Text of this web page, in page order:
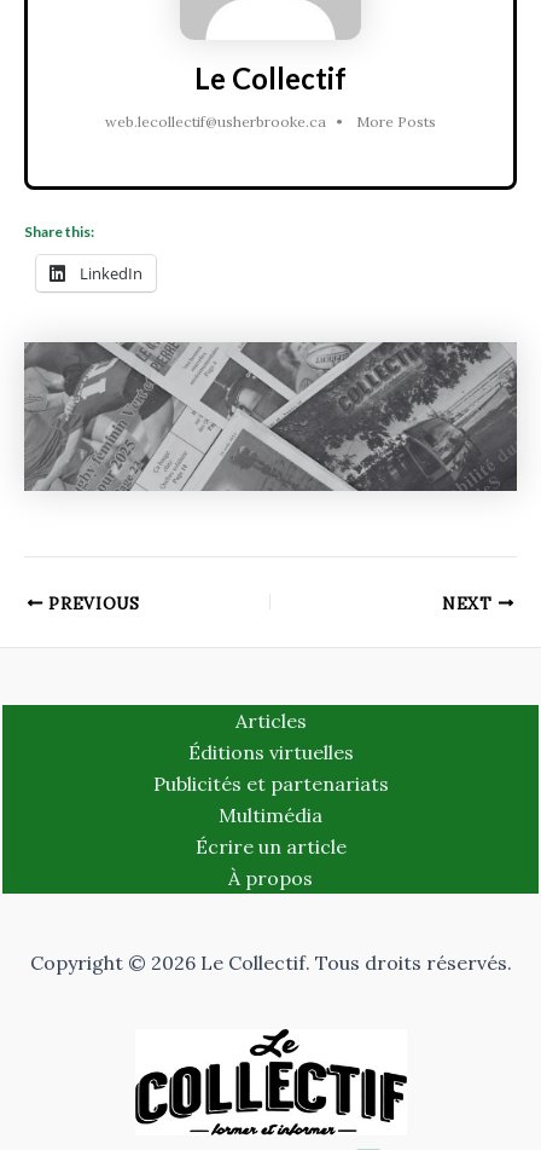
Le Collectif
web.lecollectif@usherbrooke.ca • More Posts
Share this:
LinkedIn
PREVIOUS NEXT
Articles
Éditions virtuelles
Publicités et partenariats
Multimédia
Écrire un article
À propos
Copyright © 2026 Le Collectif. Tous droits réservés.